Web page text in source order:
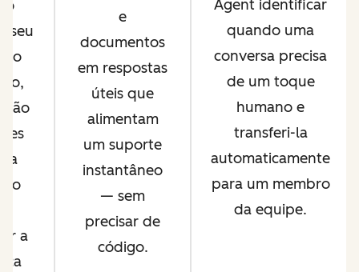
seu
a
e
documentos
em respostas
úteis que
alimentam
um suporte
instantâneo
— sem
precisar de
código.
Agent identificar
quando uma
conversa precisa
de um toque
humano e
transferi-la
automaticamente
para um membro
da equipe.